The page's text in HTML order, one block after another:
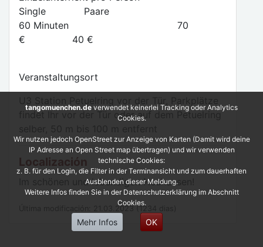
Single Paare
60 Minuten 70
€ 40 €
Veranstaltungsort
findet Ihr vor der Tür oder auf dem Petuelring
Localización
Im schönen und lebendigen Neuhausen!
tangomuenchen.de verwendet keinerlei Tracking oder Analytics
Cookies.
Wir nutzen jedoch OpenStreet zur Anzeige von Karten (Damit wird deine
IP Adresse an Open Street map übertragen) und wir verwenden
technische Cookies:
z. B. für den Login, die Filter in der Terminansicht und zum dauerhaften
Ausblenden dieser Meldung.
Weitere Infos finden Sie in der Datenschutzerklärung im Abschnitt
Cookies.
Mehr Infos OK